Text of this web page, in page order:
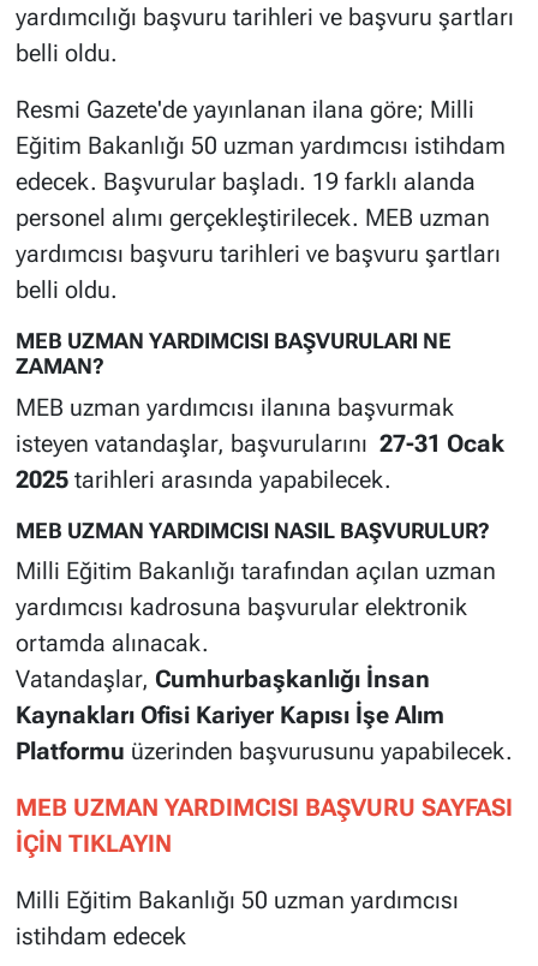
yardımcılığı başvuru tarihleri ve başvuru şartları
belli oldu.
Resmi Gazete'de yayınlanan ilana göre; Milli
Eğitim Bakanlığı 50 uzman yardımcısı istihdam
edecek. Başvurular başladı. 19 farklı alanda
personel alımı gerçekleştirilecek. MEB uzman
yardımcısı başvuru tarihleri ve başvuru şartları
belli oldu.
MEB UZMAN YARDIMCISI BAŞVURULARI NE
ZAMAN?
MEB uzman yardımcısı ilanına başvurmak
isteyen vatandaşlar, başvurularını 27-31 Ocak
2025tarihleri arasında yapabilecek.
MEB UZMAN YARDIMCISI NASIL BAŞVURULUR?
Milli Eğitim Bakanlığı tarafından açılan uzman
yardımcısı kadrosuna başvurular elektronik
ortamda alınacak.
Vatandaşlar, Cumhurbaşkanlığı İnsan
Kaynakları Ofisi Kariyer Kapısı İşe Alım
Platformu üzerinden başvurusunu yapabilecek.
MEB UZMAN YARDIMCISI BAŞVURU SAYFASI
İÇİN TIKLAYIN
Milli Eğitim Bakanlığı 50 uzman yardımcısı
istihdam edecek